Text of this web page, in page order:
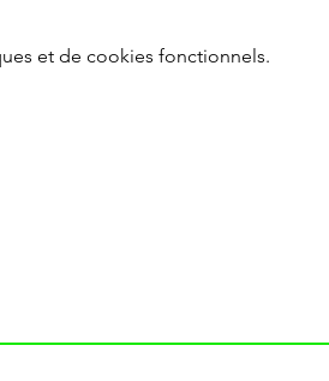
et de cookies fonctionnels.